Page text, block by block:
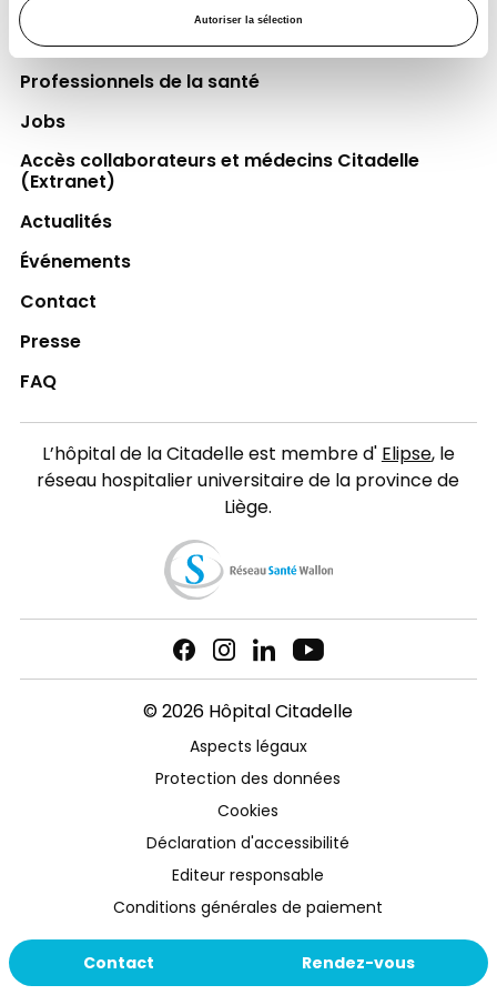
Autoriser la sélection
Contact Rendez-vous
Espace Patient
Professionnels de la santé
Jobs
Accès collaborateurs et médecins Citadelle
(Extranet)
Actualités
Événements
Contact
Presse
FAQ
L’hôpital de la Citadelle est membre d'Elipse, le
réseau hospitalier universitaire de la province de
Liège.
© 2026 Hôpital Citadelle
Aspects légaux
Protection des données
Cookies
Déclaration d'accessibilité
Editeur responsable
Conditions générales de paiement